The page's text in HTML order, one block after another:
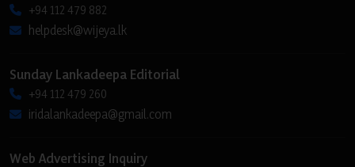
+94 112 479 882
helpdesk@wijeya.lk
Sunday Lankadeepa Editorial
+94 112 479 260
iridalankadeepa@gmail.com
Web Advertising Inquiry